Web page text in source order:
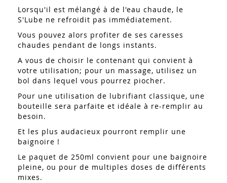
Lorsqu'il est mélangé à de l'eau chaude, le
S'Lube ne refroidit pas immédiatement.
Vous pouvez alors profiter de ses caresses
chaudes pendant de longs instants.
A vous de choisir le contenant qui convient à
votre utilisation; pour un massage, utilisez un
bol dans lequel vous pourrez piocher.
Pour une utilisation de lubrifiant classique, une
bouteille sera parfaite et idéale à re-remplir au
besoin.
Et les plus audacieux pourront remplir une
baignoire !
Le paquet de 250ml convient pour une baignoire
pleine, ou pour de multiples doses de différents
mixes.